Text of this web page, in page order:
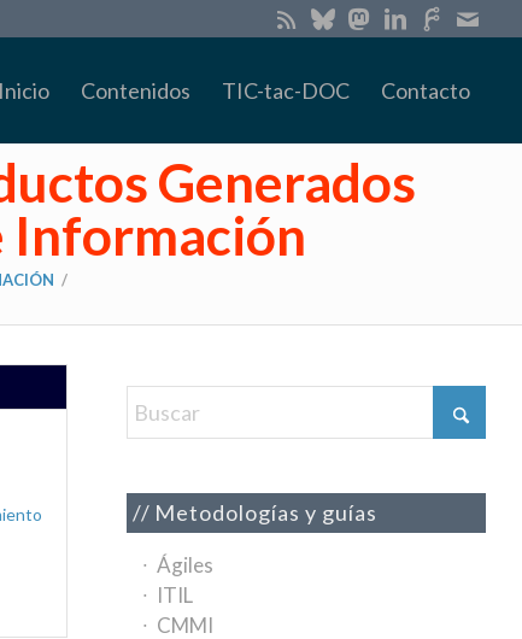
Inicio Contenidos TIC-tac-DOC Contacto
Generados
Información
/
Metodologías y guías
Ágiles
ITIL
CMMI